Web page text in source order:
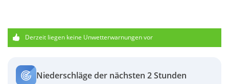
Derzeit liegen keine Unwetterwarnungen vor
Niederschläge der nächsten 2 Stunden